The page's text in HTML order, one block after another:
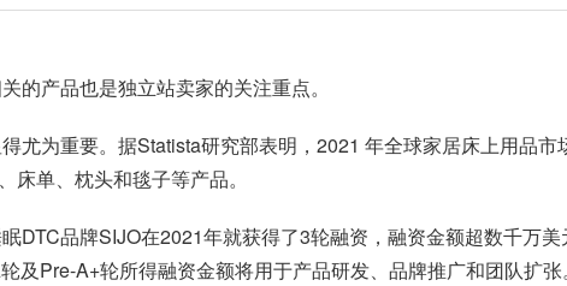
产品也是独立站卖家的关注重点。
尤为重要。据Statista研究部表明，2021 年全球家居床上用品市
单、枕头和毯子等产品。
DTC品牌SIJO在2021年就获得了3轮融资，融资金额超数千万
Pre-A+轮所得融资金额将用于产品研发、品牌推广和团队扩张。